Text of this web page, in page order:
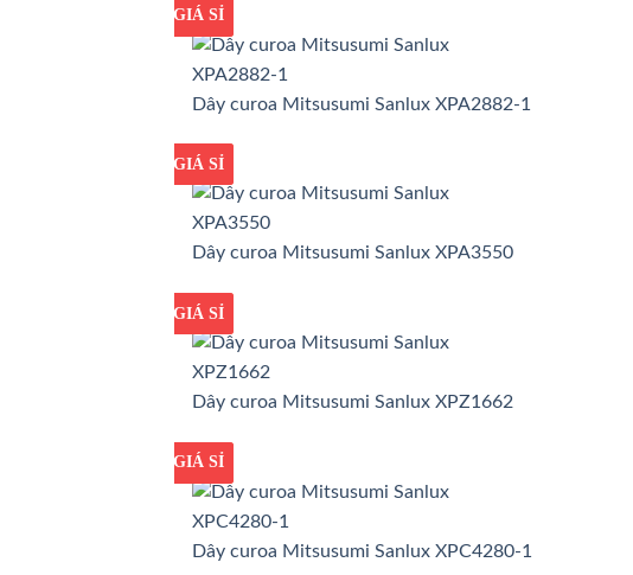
GIÁ TỐT
GIÁ SỈ
Dây curoa Mitsusumi Sanlux XPA2882-1
GIÁ TỐT
GIÁ SỈ
Dây curoa Mitsusumi Sanlux XPA3550
GIÁ TỐT
GIÁ SỈ
Dây curoa Mitsusumi Sanlux XPZ1662
GIÁ TỐT
GIÁ SỈ
Dây curoa Mitsusumi Sanlux XPC4280-1